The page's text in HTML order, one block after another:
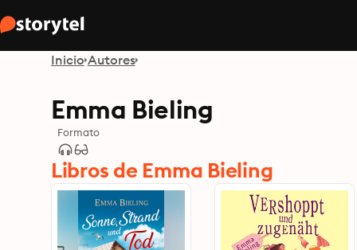
Inicio Autores
Emma Bieling
Formato
Libros de Emma Bieling